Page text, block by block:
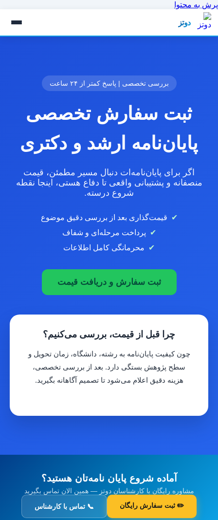
پرش به محتوا
دوتز
بررسی تخصصی | پاسخ کمتر از ۲۴ ساعت
ثبت سفارش تخصصی
پایان‌نامه ارشد و دکتری
اگر برای پایان‌نامه‌ات دنبال مسیر مطمئن، قیمت
منصفانه و پشتیبانی واقعی تا دفاع هستی، اینجا نقطه
شروع درسته.
قیمت‌گذاری بعد از بررسی دقیق موضوع
پرداخت مرحله‌ای و شفاف
محرمانگی کامل اطلاعات
ثبت سفارش و دریافت قیمت
چرا قبل از قیمت، بررسی می‌کنیم؟
چون کیفیت پایان‌نامه به رشته، دانشگاه، زمان تحویل و
سطح پژوهش بستگی دارد. بعد از بررسی تخصصی،
هزینه دقیق اعلام می‌شود تا تصمیم آگاهانه بگیرید.
آماده شروع پایان نامه‌تان هستید؟
مشاوره رایگان با کارشناسان دوتز — همین الان تماس بگیرید
✏️ ثبت سفارش رایگان 📞 تماس با کارشناس